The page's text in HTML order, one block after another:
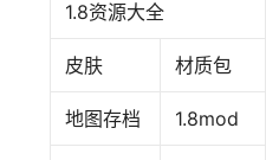
1.8资源大全
皮肤 材质包
地图存档 1.8mod